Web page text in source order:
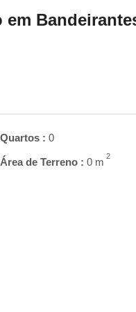
em
Quartos : 0
Área de Terreno : 0 m 2